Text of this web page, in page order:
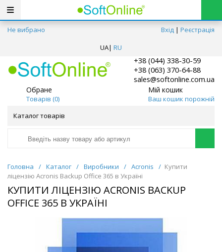
Не вибрано Вхід | Реєстрація
UA| RU
+38 (044) 338-30-59
+38 (063) 370-64-88
sales@softonline.com.ua
Обране
Товарів (0)
Мій кошик
Ваш кошик порожній
Каталог товарів
Головна / Каталог / Виробники / Acronis / Купити
ліцензію Acronis Backup Office 365 в Україні
КУПИТИ ЛІЦЕНЗІЮ ACRONIS BACKUP
OFFICE 365 В УКРАЇНІ